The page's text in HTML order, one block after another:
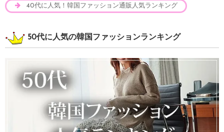
40代に人気！韓国ファッション通販人気ランキング
50代に人気の韓国ファッションランキング